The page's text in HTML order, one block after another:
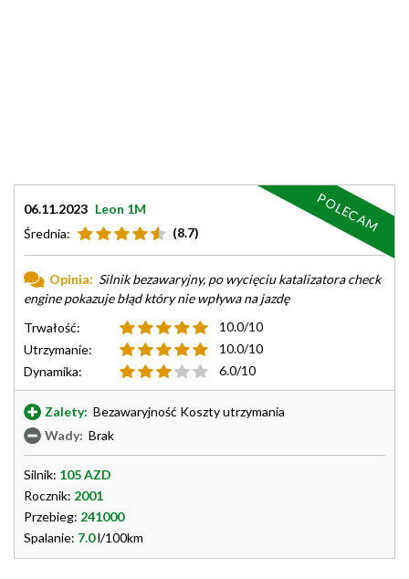
06.11.2023 Leon 1M
Średnia:
(8.7)
Opinia: Silnik bezawaryjny, po wycięciu katalizatora check
engine pokazuje błąd który nie wpływa na jazdę
Trwałość:
10.0/10
Utrzymanie:
10.0/10
Dynamika:
6.0/10
Zalety: Bezawaryjność Koszty utrzymania
Wady: Brak
Silnik: 105 AZD
Rocznik: 2001
Przebieg: 241000
Spalanie: 7.0l/100km
POLECAM